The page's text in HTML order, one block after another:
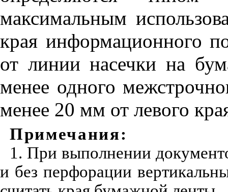
максимальным
края информационного
от линии насечки на
менее одного
менее 20 мм от левого
Примечания:
1. При выполнении
и без перфорации